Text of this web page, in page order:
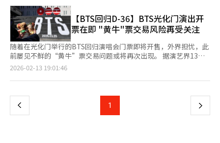
史的13件现代杰作，包括金焕基的“山响 19-II-73#307”和白南
淳的“乐园”等。特别值得一提的是，李健熙收藏的代表作如李仲
燮的“黄牛”和“家族与初雪”、朴寿根的“舂米的女人”、张旭
镇的“渡船”等将与芝加哥观众见面。这些曾是个人收藏的文化遗
产在2021年由已故李健熙会长的家属捐赠给国家，成为全民的宝
藏。展览名称“韩国国宝”不仅指国家指定的文化遗产，更象征着
全民的珍宝。展览将于7月5日闭幕，随后将移师英国伦敦的大英博
物馆，于10月1日至2027年1月31日展出。
子。 警方认为，近期网上出现的代购和高价转售提议可能是诈骗
行为。朴厅长警告消费者，代购可能会窃取和滥用个人信息，呼吁
大家提高警惕。警方还计划打击使用程序抢票、黄牛交易，以及演
出当天可能发生的性犯罪和盗窃等。 为应对大规模人群，警方将
采用“体育场型”管理模式，将活动区域分为四个风险等级区域，
并通过29个入口控制密度。根据观众流动路线，还将设置区域管理
线。 交通管制措施也已具体化。首尔警察厅已请求首尔交通公司
让光化门、景福宫和市厅站等三个地铁站不停靠。活动当天，世宗
大路、新门安路、钟路、社稷路和栗谷路等主要干道将实施分阶段
视了整个活动，将优先保障市民安全，集中部署可用人力。 ※ 本
报道经人工智能（AI）系统翻译与编辑。
【BTS回归D-36】BTS光化门演出开
票在即 "黄牛"票交易风险再受关注
随着在光化门举行的BTS回归演唱会门票即将开售，外界担忧，此
前屡见不鲜的“黄牛”票交易问题或将再次出现。 据演艺界13日
消息，BTS将于3月21日在首尔光化门广场一带举办正规第五张专
预售将于23日晚8时通过NOL Ticket平台进行。 此次预售不设额
包括站席与指定席，并根据区域进行区分。其中，2000个站席将
2026-02-13 19:01:46
上
页
1 下